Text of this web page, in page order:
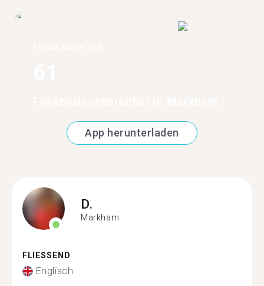
App herunterladen
D.
Markham
FLIESSEND
Englisch